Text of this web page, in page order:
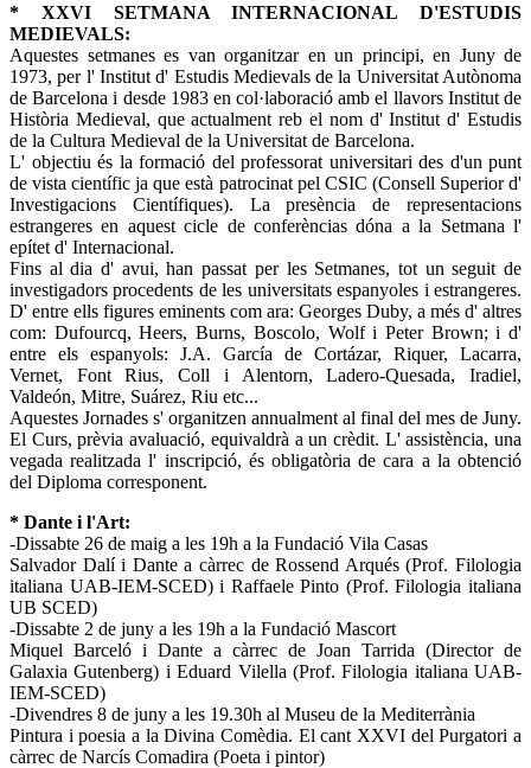
* XXVI SETMANA INTERNACIONAL D'ESTUDIS
MEDIEVALS:
Aquestes setmanes es van organitzar en un principi, en Juny de
1973, per l' Institut d' Estudis Medievals de la Universitat Autònoma
de Barcelona i desde 1983 en col·laboració amb el llavors Institut de
Història Medieval, que actualment reb el nom d' Institut d' Estudis
de la Cultura Medieval de la Universitat de Barcelona.
L' objectiu és la formació del professorat universitari des d'un punt
de vista científic ja que està patrocinat pel CSIC (Consell Superior d'
Investigacions Científiques). La presència de representacions
estrangeres en aquest cicle de conferèncias dóna a la Setmana l'
epítet d' Internacional.
Fins al dia d' avui, han passat per les Setmanes, tot un seguit de
investigadors procedents de les universitats espanyoles i estrangeres.
D' entre ells figures eminents com ara: Georges Duby, a més d' altres
com: Dufourcq, Heers, Burns, Boscolo, Wolf i Peter Brown; i d'
entre els espanyols: J.A. García de Cortázar, Riquer, Lacarra,
Vernet, Font Rius, Coll i Alentorn, Ladero-Quesada, Iradiel,
Valdeón, Mitre, Suárez, Riu etc...
Aquestes Jornades s' organitzen annualment al final del mes de Juny.
El Curs, prèvia avaluació, equivaldrà a un crèdit. L' assistència, una
vegada realitzada l' inscripció, és obligatòria de cara a la obtenció
del Diploma corresponent.
* Dante i l'Art:
-Dissabte 26 de maig a les 19h a la Fundació Vila Casas
Salvador Dalí i Dante a càrrec de Rossend Arqués (Prof. Filologia
italiana UAB-IEM-SCED) i Raffaele Pinto (Prof. Filologia italiana
UB SCED)
-Dissabte 2 de juny a les 19h a la Fundació Mascort
Miquel Barceló i Dante a càrrec de Joan Tarrida (Director de
Galaxia Gutenberg) i Eduard Vilella (Prof. Filologia italiana UAB-
IEM-SCED)
-Divendres 8 de juny a les 19.30h al Museu de la Mediterrània
Pintura i poesia a la Divina Comèdia. El cant XXVI del Purgatori a
càrrec de Narcís Comadira (Poeta i pintor)